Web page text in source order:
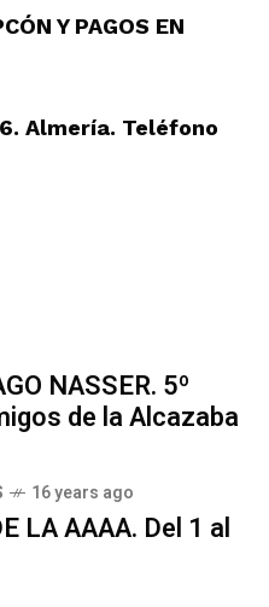
Y PAGOS EN
Almería. Teléfono
NASSER. 5º
de la Alcazaba
16 years ago
LA AAAA. Del 1 al